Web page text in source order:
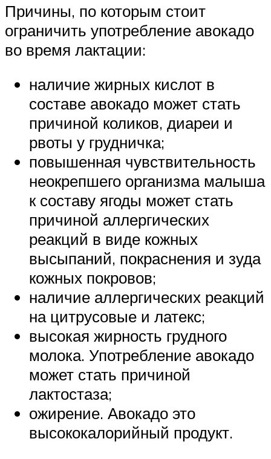
Причины, по которым стоит
ограничить употребление авокадо
во время лактации:
наличие жирных кислот в
составе авокадо может стать
причиной коликов, диареи и
рвоты у грудничка;
повышенная чувствительность
неокрепшего организма малыша
к составу ягоды может стать
причиной аллергических
реакций в виде кожных
высыпаний, покраснения и зуда
кожных покровов;
наличие аллергических реакций
на цитрусовые и латекс;
высокая жирность грудного
молока. Употребление авокадо
может стать причиной
лактостаза;
ожирение. Авокадо это
высококалорийный продукт.